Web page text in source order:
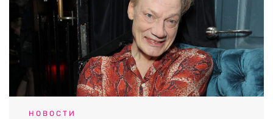
НОВОСТИ